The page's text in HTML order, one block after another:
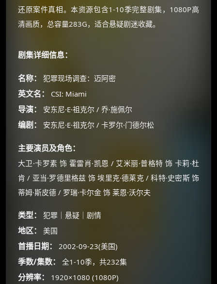
还原案件真相。本资源包含1-10季完整剧集，1080P高
清画质，总容量283G，适合悬疑剧迷收藏。
剧集详细信息：
名称： 犯罪现场调查：迈阿密
英文名： CSI: Miami
导演： 安东尼·E·祖克尔 / 乔·施佩尔
编剧： 安东尼·E·祖克尔 / 卡罗尔·门德尔松
主要演员及角色：
大卫·卡罗素 饰 霍雷肖·凯恩 / 艾米丽·普格特 饰 卡莉·杜
肯 / 亚当·罗德里格兹 饰 埃里克·德莱克 / 科特·史密斯 饰
蒂姆·斯皮德 / 罗瑞·卡尔金 饰 莱恩·沃尔夫
类型： 犯罪｜悬疑｜剧情
地区： 美国
首播日期： 2002-09-23(美国)
季数/集数： 全1-10季，共232集
分辨率： 1920×1080 (1080P)
🧧 福利领取站
☕